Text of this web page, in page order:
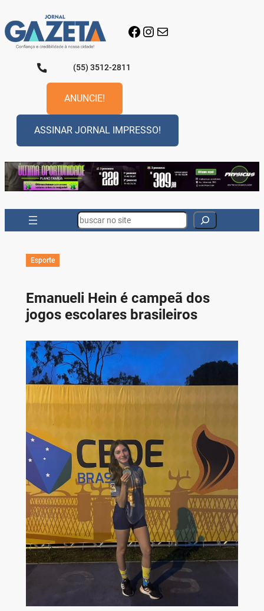
para
o
conteúdo
Facebook
Instagram
E-mail
(55) 3512-2811
ANUNCIE!
ASSINAR JORNAL IMPRESSO!
Search
Esporte
Emanueli Hein é campeã dos
jogos escolares brasileiros